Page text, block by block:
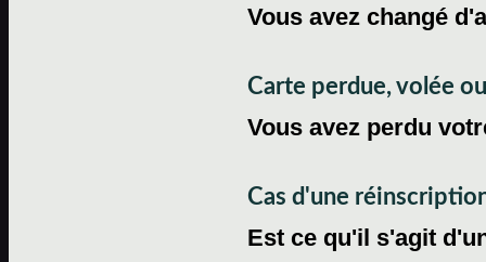
Vous avez changé
Carte perdue, volée
Vous avez perdu
Cas d'une
Est ce qu'il s'agit